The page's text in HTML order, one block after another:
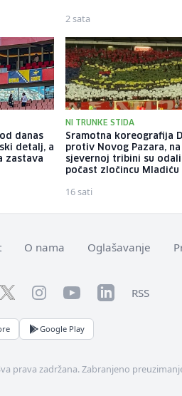
2 sata
danas
detalj, a
zastava
NI TRUNKE STIDA
Sramotna koreografija
protiv Novog Pazara, na
sjevernoj tribini su odali
počast zločincu Mladiću
16 sati
O nama Oglašavanje
TwitterInstagramYouTubeLinkedInRSS
Google Play
prava zadržana. Zabranjeno